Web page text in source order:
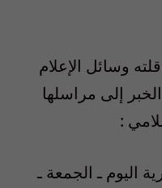
وسائل الإعلام
إلى مراسلها
:
اليوم ـ الجمعة ـ